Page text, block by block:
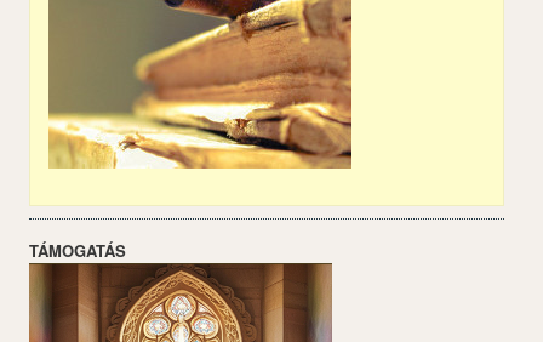
TÁMOGATÁS